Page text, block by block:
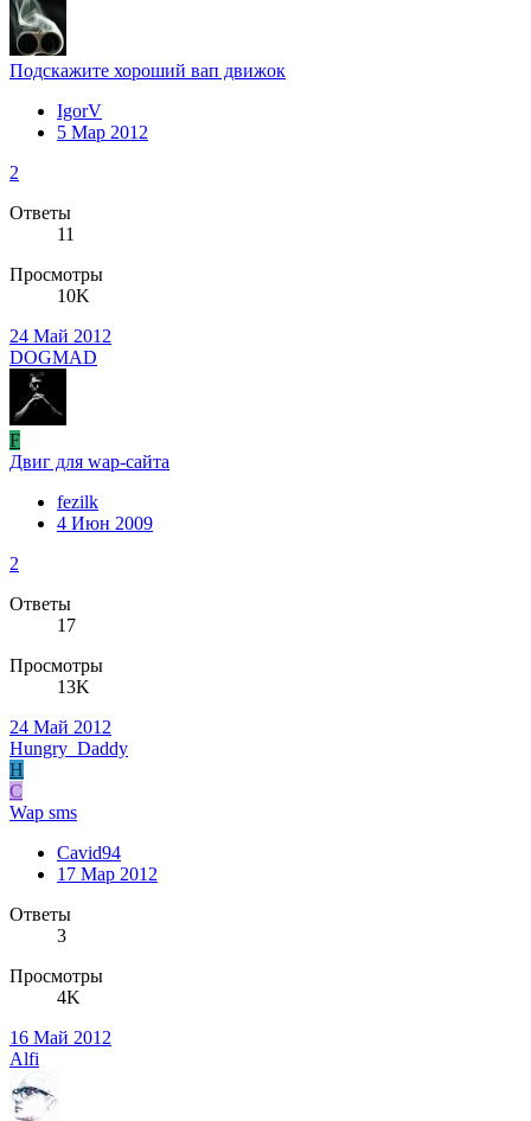
Подскажите хороший вап движок
IgorV
5 Мар 2012
2
Ответы
11
Просмотры
10K
24 Май 2012
DOGMAD
F
Двиг для wap-сайта
fezilk
4 Июн 2009
2
Ответы
17
Просмотры
13K
24 Май 2012
Hungry_Daddy
H
C
Wap sms
Cavid94
17 Мар 2012
Ответы
3
Просмотры
4K
16 Май 2012
Alfi